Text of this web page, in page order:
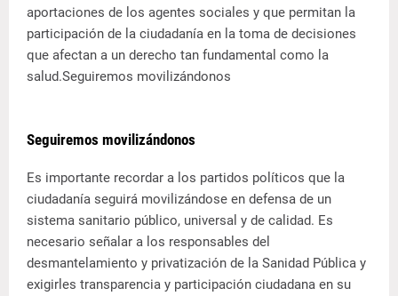
aportaciones de los agentes sociales y que permitan la
participación de la ciudadanía en la toma de decisiones
que afectan a un derecho tan fundamental como la
salud.Seguiremos movilizándonos
Seguiremos movilizándonos
Es importante recordar a los partidos políticos que la
ciudadanía seguirá movilizándose en defensa de un
sistema sanitario público, universal y de calidad. Es
necesario señalar a los responsables del
desmantelamiento y privatización de la Sanidad Pública y
exigirles transparencia y participación ciudadana en su